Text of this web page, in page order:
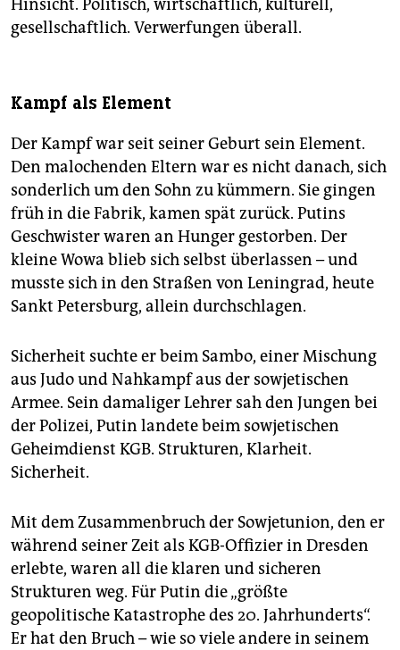
Hinsicht. Politisch, wirtschaftlich, kulturell,
gesellschaftlich. Verwerfungen überall.
Kampf als Element
Der Kampf war seit seiner Geburt sein Element.
Den malochenden Eltern war es nicht danach, sich
sonderlich um den Sohn zu kümmern. Sie gingen
früh in die Fabrik, kamen spät zurück. Putins
Geschwister waren an Hunger gestorben. Der
kleine Wowa blieb sich selbst überlassen – und
musste sich in den Straßen von Leningrad, heute
Sankt Petersburg, allein durchschlagen.
Sicherheit suchte er beim Sambo, einer Mischung
aus Judo und Nahkampf aus der sowjetischen
Armee. Sein damaliger Lehrer sah den Jungen bei
der Polizei, Putin landete beim sowjetischen
Geheimdienst KGB. Strukturen, Klarheit.
Sicherheit.
Mit dem Zusammenbruch der Sowjetunion, den er
während seiner Zeit als KGB-Offizier in Dresden
erlebte, waren all die klaren und sicheren
Strukturen weg. Für Putin die „größte
geopolitische Katastrophe des 20. Jahrhunderts“.
Er hat den Bruch – wie so viele andere in seinem